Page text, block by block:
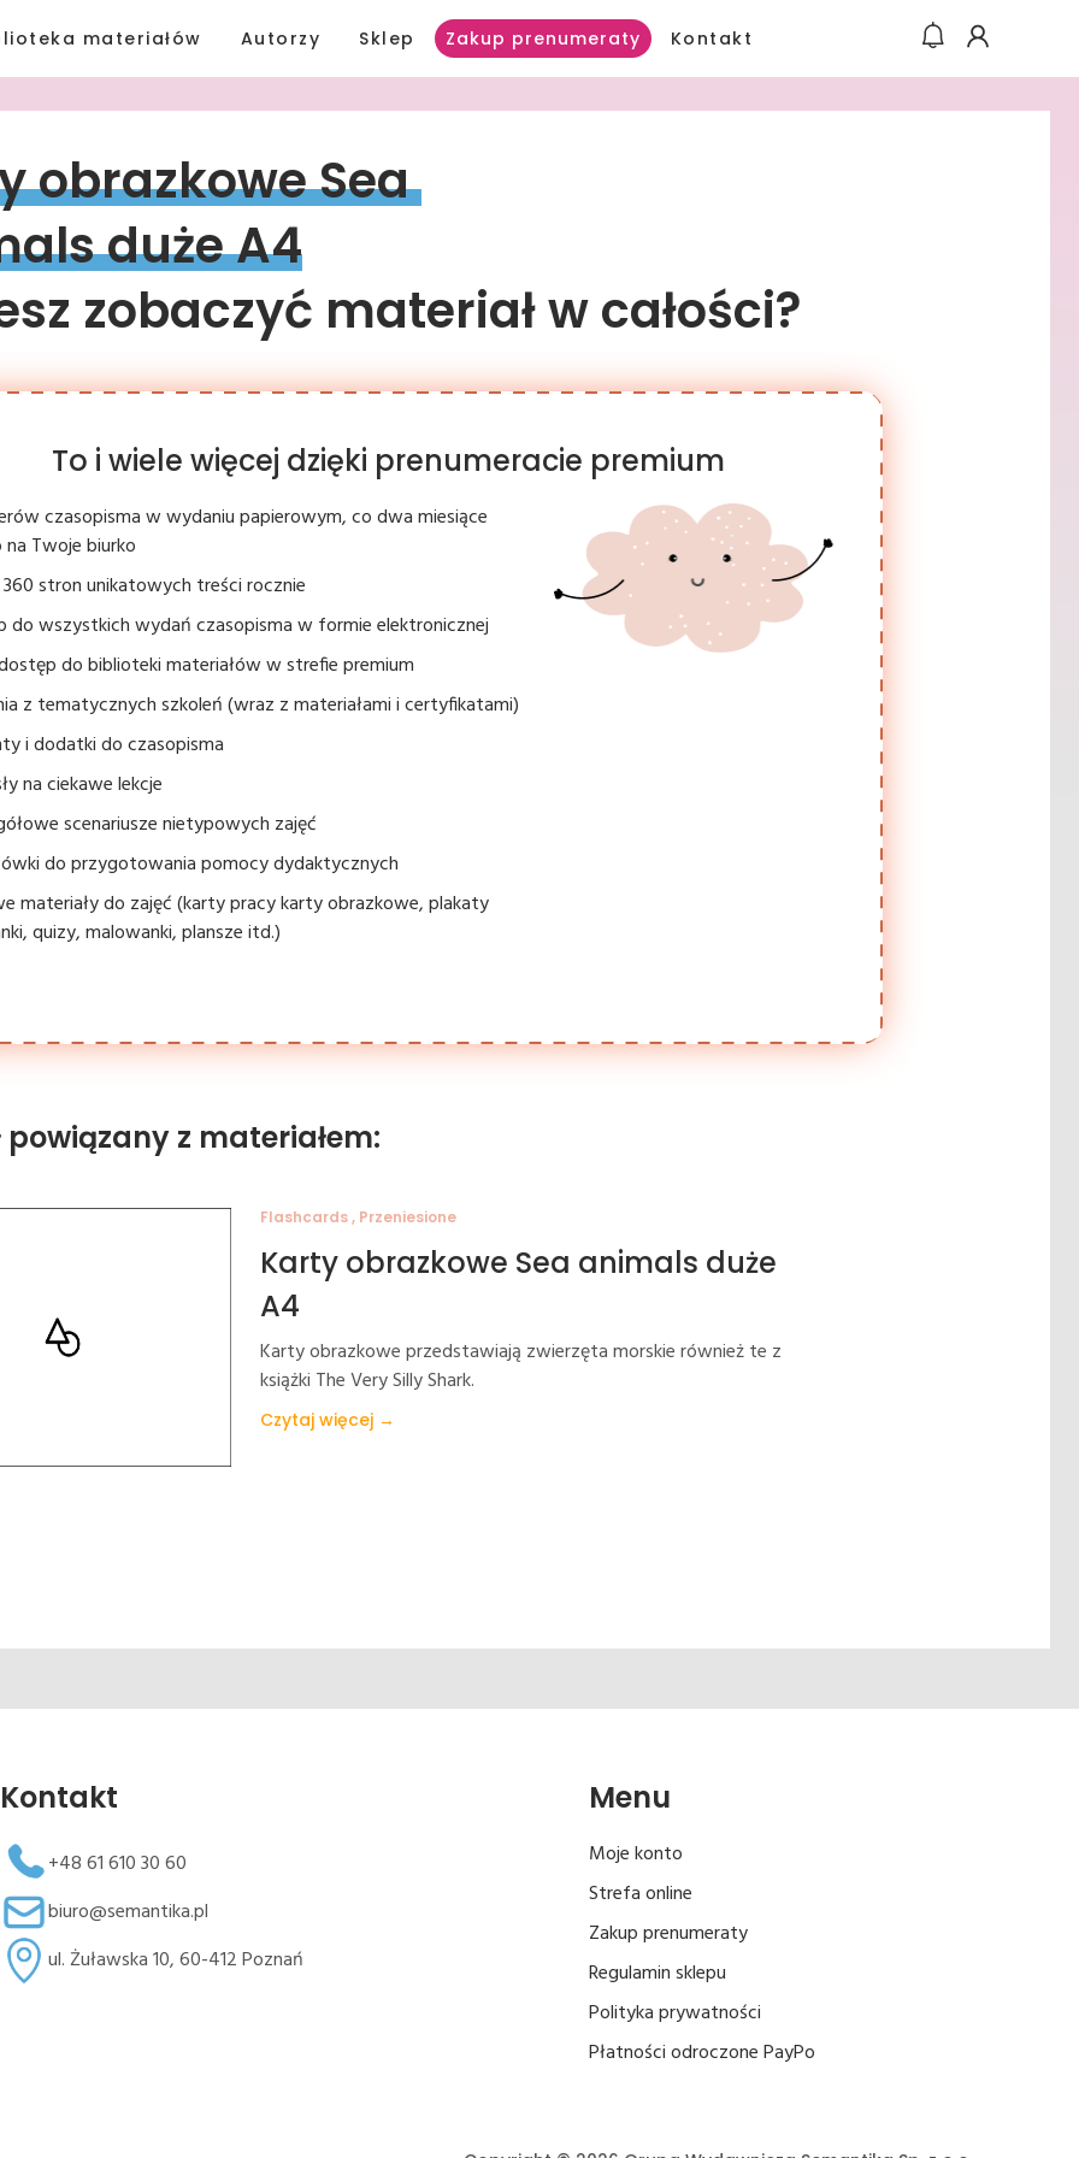
materiałów Autorzy Sklep Zakup prenumeraty Kontakt
obrazkowe Sea
duże A4
zobaczyć materiał w całości?
To i wiele więcej dzięki prenumeracie premium
czasopisma w wydaniu papierowym, co dwa miesiące
Twoje biurko
stron unikatowych treści rocznie
do wszystkich wydań czasopisma w formie elektronicznej
do biblioteki materiałów w strefie premium
z tematycznych szkoleń (wraz z materiałami i certyfikatami)
i dodatki do czasopisma
na ciekawe lekcje
scenariusze nietypowych zajęć
do przygotowania pomocy dydaktycznych
materiały do zajęć (karty pracy karty obrazkowe, plakaty
quizy, malowanki, plansze itd.)
powiązany z materiałem:
Flashcards , Przeniesione
Karty obrazkowe Sea animals duże
A4
Karty obrazkowe przedstawiają zwierzęta morskie również te z
książki The Very Silly Shark.
Czytaj więcej →
Kontakt
+48 61 610 30 60
biuro@semantika.pl
ul. Żuławska 10, 60-412 Poznań
Menu
Moje konto
Strefa online
Zakup prenumeraty
Regulamin sklepu
Polityka prywatności
Płatności odroczone PayPo